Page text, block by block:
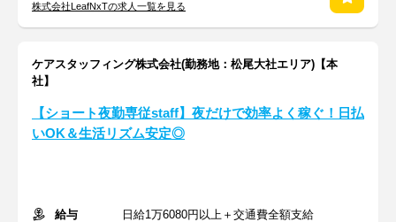
株式会社LeafNxTの求人一覧を見る
ケアスタッフィング株式会社(勤務地：松尾大社エリア)【本
社】
【ショート夜勤専従staff】夜だけで効率よく稼ぐ！日払
いOK＆生活リズム安定◎
給与
日給1万6080円以上＋交通費全額支給